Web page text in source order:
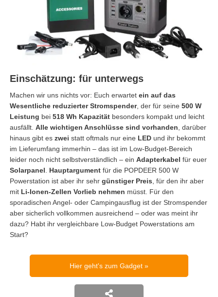
Einschätzung: für unterwegs
Machen wir uns nichts vor: Euch erwartet ein auf das
Wesentliche reduzierter Stromspender, der für seine 500 W
Leistung bei 518 Wh Kapazität besonders kompakt und leicht
ausfällt. Alle wichtigen Anschlüsse sind vorhanden , darüber
hinaus gibt es zwei statt oftmals nur eine LED und ihr bekommt
im Lieferumfang immerhin – das ist im Low-Budget-Bereich
leider noch nicht selbstverständlich – ein Adapterkabel für euer
Solarpanel
Hauptargument für die POPDEER 500 W
Powerstation ist aber ihr sehr günstiger Preis , für den ihr aber
mit Li-Ionen-Zellen Vorlieb nehmen müsst. Für den
sporadischen Angel- oder Campingausflug ist der Stromspender
aber sicherlich vollkommen ausreichend – oder was meint ihr
dazu? Habt ihr vergleichbare Low-Budget Powerstations am
Start?
Hier geht's zum Gadget